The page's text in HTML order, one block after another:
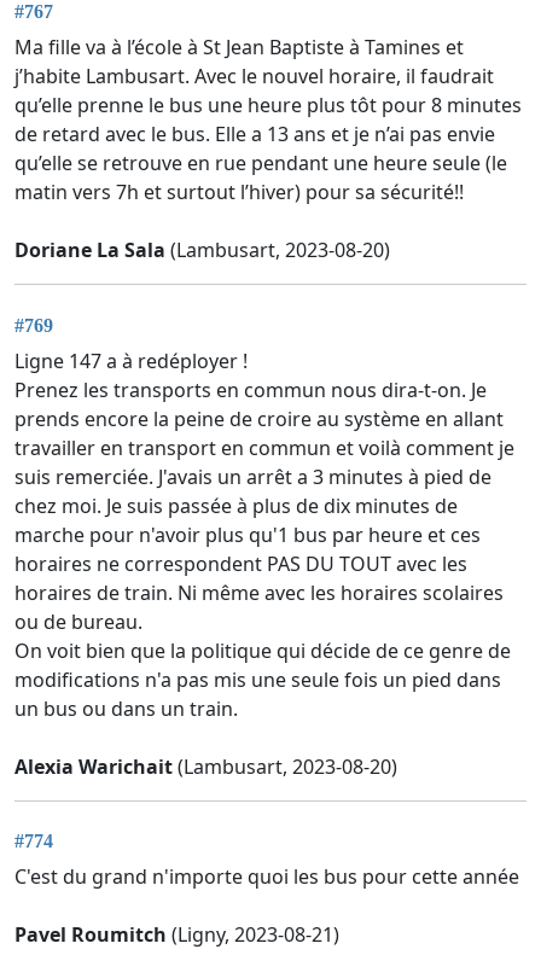
#767
Ma fille va à l’école à St Jean Baptiste à Tamines et
j’habite Lambusart. Avec le nouvel horaire, il faudrait
qu’elle prenne le bus une heure plus tôt pour 8 minutes
de retard avec le bus. Elle a 13 ans et je n’ai pas envie
qu’elle se retrouve en rue pendant une heure seule (le
matin vers 7h et surtout l’hiver) pour sa sécurité!!
Doriane La Sala (Lambusart, 2023-08-20)
#769
Ligne 147 a à redéployer !
Prenez les transports en commun nous dira-t-on. Je
prends encore la peine de croire au système en allant
travailler en transport en commun et voilà comment je
suis remerciée. J'avais un arrêt a 3 minutes à pied de
chez moi. Je suis passée à plus de dix minutes de
marche pour n'avoir plus qu'1 bus par heure et ces
horaires ne correspondent PAS DU TOUT avec les
horaires de train. Ni même avec les horaires scolaires
ou de bureau.
On voit bien que la politique qui décide de ce genre de
modifications n'a pas mis une seule fois un pied dans
un bus ou dans un train.
Alexia Warichait(Lambusart, 2023-08-20)
#774
C'est du grand n'importe quoi les bus pour cette année
Pavel Roumitch (Ligny, 2023-08-21)